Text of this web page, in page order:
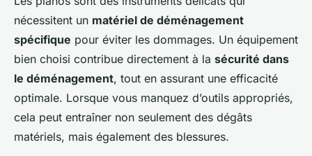
nécessitent un matériel de déménagement
spécifique pour éviter les dommages. Un équipement
bien choisi contribue directement à la sécurité dans
le déménagement, tout en assurant une efficacité
optimale. Lorsque vous manquez d’outils appropriés,
cela peut entraîner non seulement des dégâts
matériels, mais également des blessures.